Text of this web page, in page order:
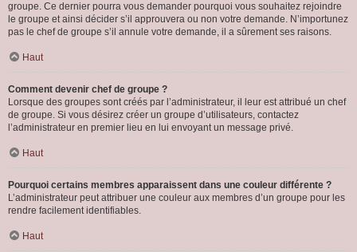
groupe. Ce dernier pourra vous demander pourquoi vous souhaitez rejoindre
le groupe et ainsi décider s’il approuvera ou non votre demande. N’importunez
pas le chef de groupe s’il annule votre demande, il a sûrement ses raisons.
Haut
Comment devenir chef de groupe ?
Lorsque des groupes sont créés par l’administrateur, il leur est attribué un chef
de groupe. Si vous désirez créer un groupe d’utilisateurs, contactez
l’administrateur en premier lieu en lui envoyant un message privé.
Haut
Pourquoi certains membres apparaissent dans une couleur différente ?
L’administrateur peut attribuer une couleur aux membres d’un groupe pour les
rendre facilement identifiables.
Haut